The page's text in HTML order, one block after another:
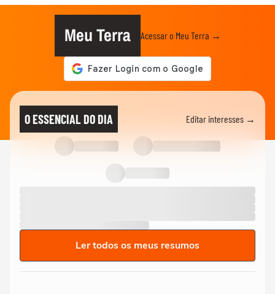
Meu Terra Acessar o Meu Terra →
O ESSENCIAL DO DIA Editar interesses →
Ler todos os meus resumos